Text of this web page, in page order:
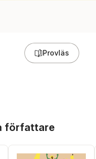
Provläs
författare